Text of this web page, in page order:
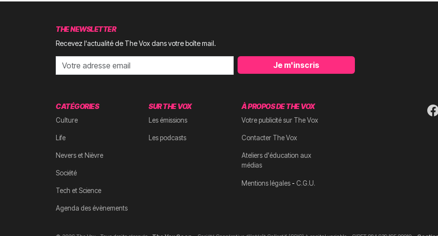
THE NEWSLETTER
Recevez l'actualité de The Vox dans votre boîte mail.
Je m'inscris
CATÉGORIES
Culture
Life
Nevers et Nièvre
Société
Tech et Science
Agenda des évènements
SUR THE VOX
Les émissions
Les podcasts
À PROPOS DE THE VOX
Votre publicité sur The Vox
Contacter The Vox
Ateliers d'éducation aux
médias
Mentions légales - C.G.U.